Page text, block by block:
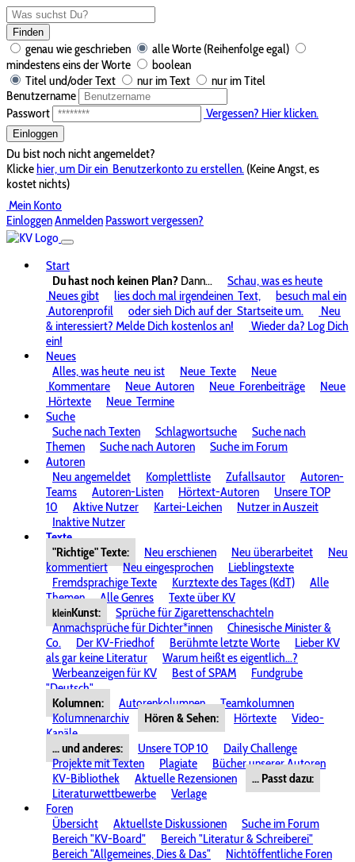
Finden
genau wie geschrieben
alle Worte (Reihenfolge egal)
mindestens eins der Worte
boolean
Titel und/oder Text
nur im Text
nur im Titel
Benutzername
Passwort
Vergessen? Hier klicken.
Einloggen
Du bist noch nicht angemeldet?
Klickehier, um Dir ein Benutzerkonto zu erstellen. (Keine Angst, es
kostet nichts)
Mein Konto
EinloggenAnmelden Passwort vergessen?
Start
Du hast noch keinen Plan? Dann...
Schau, was es heute
Neues gibt
lies doch mal irgendeinen Text,
besuch mal ein
Autorenprofil
oder sieh Dich auf der Startseite um.
Neu
& interessiert? Melde Dich kostenlos an!
Wieder da? Log Dich
ein!
Neues
Alles, was heute neu ist Neue Texte
Neue
Kommentare
Neue Autoren Neue Forenbeiträge
Neue
Hörtexte
Neue Termine
Suche
Suche nach Texten
Schlagwortsuche
Suche nach
Themen
Suche nach Autoren
Suche im Forum
Autoren
Neu angemeldet
Komplettliste Zufallsautor
Autoren-
Teams
Autoren-Listen Hörtext-Autoren
Unsere TOP
10
Aktive Nutzer Kartei-Leichen
Nutzer in Auszeit
Inaktive Nutzer
Texte
"Richtige" Texte:
Neu erschienen Neu überarbeitet
Neu
kommentiert
Neu eingesprochen
Lieblingstexte
Fremdsprachige Texte
Kurztexte des Tages (KdT)
Alle
Themen
Alle Genres Texte über KV
kleinKunst:
Sprüche für Zigarettenschachteln
Anmachsprüche für Dichter*innen
Chinesische Minister &
Co.
Der KV-Friedhof Berühmte letzte Worte
Lieber KV
als gar keine Literatur
Warum heißt es eigentlich...?
Werbeanzeigen für KV
Best of SPAM
Fundgrube
"Deutsch"
Kolumnen:
Autorenkolumnen
Teamkolumnen
Kolumnenarchiv
Hören & Sehen: Hörtexte
Video-
Kanäle
... und anderes:
Unsere TOP 10
Daily Challenge
Projekte mit Texten
Plagiate
Bücher unserer Autoren
KV-Bibliothek
Aktuelle Rezensionen
... Passt dazu:
Literaturwettbewerbe
Verlage
Foren
Übersicht
Aktuellste Diskussionen
Suche im Forum
Bereich "KV-Board"
Bereich "Literatur & Schreiberei"
Bereich "Allgemeines, Dies & Das"
Nichtöffentliche Foren